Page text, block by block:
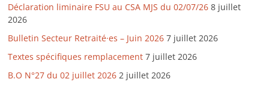
Déclaration liminaire FSU au CSA MJS du 02/07/26 8 juillet
2026
Bulletin Secteur Retraité·es – Juin 2026 7 juillet 2026
Textes spécifiques remplacement 7 juillet 2026
B.O N°27 du 02 juillet 2026 2 juillet 2026